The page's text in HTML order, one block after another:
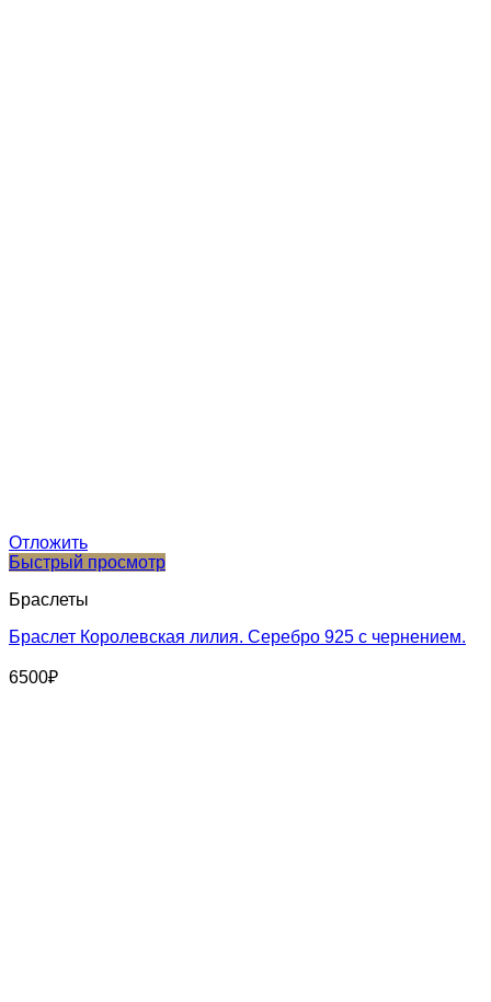
Отложить
Быстрый просмотр
Браслеты
Браслет Королевская лилия. Серебро 925 с чернением.
6500₽